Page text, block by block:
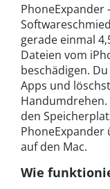
PhoneExpander
gerade einmal
Dateien vom
beschädigen.
Apps und
Handumdrehen.
den
auf den Mac.
Wie